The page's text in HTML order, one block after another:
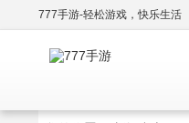
777手游-轻松游戏，快乐生活